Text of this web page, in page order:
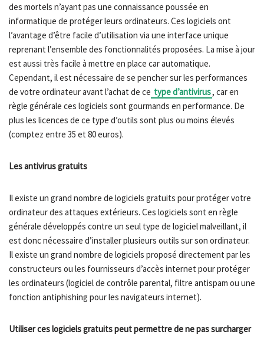
des mortels n’ayant pas une connaissance poussée en
informatique de protéger leurs ordinateurs. Ces logiciels ont
l’avantage d’être facile d’utilisation via une interface unique
reprenant l’ensemble des fonctionnalités proposées. La mise à jour
est aussi très facile à mettre en place car automatique.
Cependant, il est nécessaire de se pencher sur les performances
de votre ordinateur avant l’achat de ce type d’antivirus, car en
règle générale ces logiciels sont gourmands en performance. De
plus les licences de ce type d’outils sont plus ou moins élevés
(comptez entre 35 et 80 euros).
Les antivirus gratuits
Il existe un grand nombre de logiciels gratuits pour protéger votre
ordinateur des attaques extérieurs. Ces logiciels sont en règle
générale développés contre un seul type de logiciel malveillant, il
est donc nécessaire d’installer plusieurs outils sur son ordinateur.
Il existe un grand nombre de logiciels proposé directement par les
constructeurs ou les fournisseurs d’accès internet pour protéger
les ordinateurs (logiciel de contrôle parental, filtre antispam ou une
fonction antiphishing pour les navigateurs internet).
Utiliser ces logiciels gratuits peut permettre de ne pas surcharger